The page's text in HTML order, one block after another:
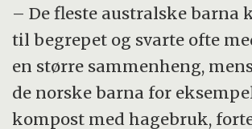
– De fleste australske barna
til begrepet og svarte ofte
en større sammenheng,
de norske barna for
kompost med hagebruk,